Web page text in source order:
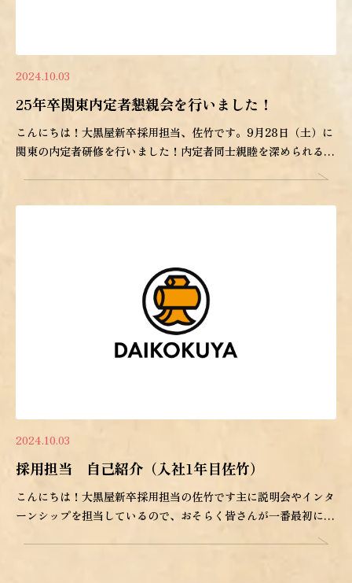
2024.10.03
25年卒関東内定者懇親会を行いました！
こんにちは！大黒屋新卒採用担当、佐竹です。9月28日（土）に
関東の内定者研修を行いました！内定者同士親睦を深められるよ
2024.10.03
採用担当 自己紹介（入社1年目佐竹）
こんにちは！大黒屋新卒採用担当の佐竹です主に説明会やインタ
ーンシップを担当しているので、おそらく皆さんが一番最初にお